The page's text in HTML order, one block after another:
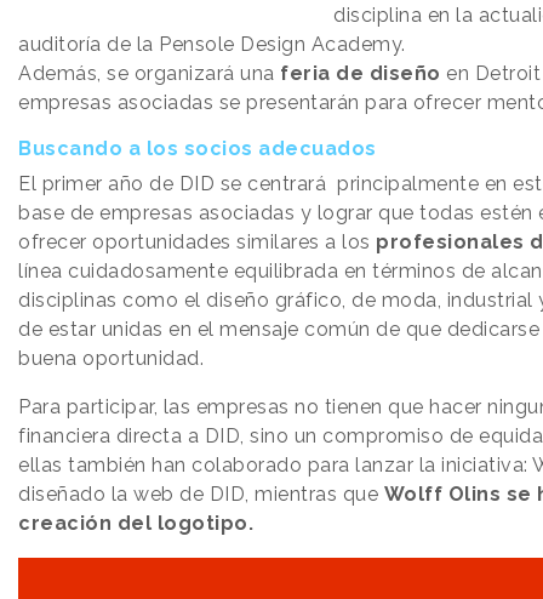
disciplina en la
auditoría de la Pensole Design Academy.
Además, se organizará una feria de diseño en
empresas asociadas se presentarán para ofrecer
Buscando a los socios adecuados
El primer año de DID se centrará principalmente en
base de empresas asociadas y lograr que todas estén
ofrecer oportunidades similares a los profesionales
línea cuidadosamente equilibrada en términos de
disciplinas como el diseño gráfico, de moda, industrial
de estar unidas en el mensaje común de que
buena oportunidad.
Para participar, las empresas no tienen que hacer
financiera directa a DID, sino un compromiso de
ellas también han colaborado para lanzar la iniciativa:
diseñado la web de DID, mientras que Wolff Olins se
creación del logotipo.